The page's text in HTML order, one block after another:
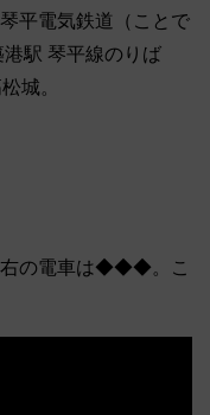
平電気鉄道（ことで
駅 琴平線のりば
城。
の電車は◆◆◆。こ